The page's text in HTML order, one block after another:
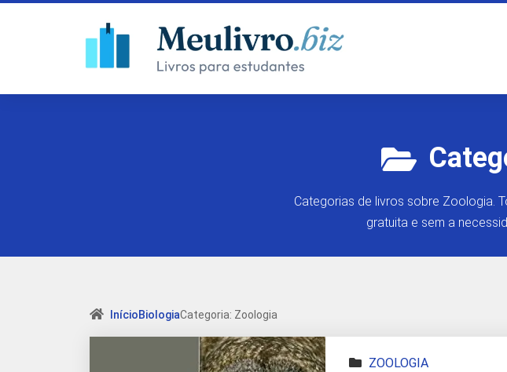
Categorias de livros sobre Zoologia.
gratuita e sem a
InícioBiologiaCategoria: Zoologia
ZOOLOGIA